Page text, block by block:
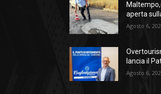
aperta
Agosto 6,
lancia il
Agosto 6,